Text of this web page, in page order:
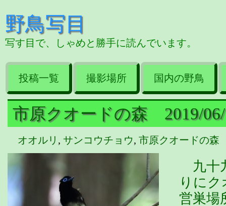
野鳥写目
写す目で、しゃめと勝手に読んでいます。
投稿一覧 撮影場所 国内の野鳥
市原クオードの森 2019/
オオルリ , サンコウチョウ, 市原クオードの森
九十
りに
営巣場